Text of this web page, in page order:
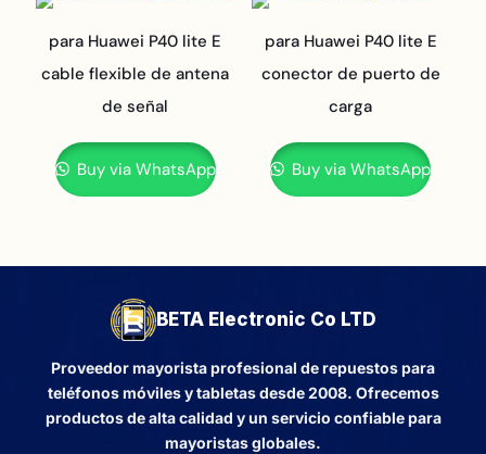
para Huawei P40 lite E
cable flexible de antena
de señal
Buy via WhatsApp
para Huawei P40 lite E
conector de puerto de
carga
Buy via WhatsApp
BETA Electronic Co LTD
Proveedor mayorista profesional de repuestos para
teléfonos móviles y tabletas desde 2008. Ofrecemos
productos de alta calidad y un servicio confiable para
mayoristas globales.